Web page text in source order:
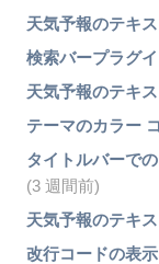
天気予報のテキ
検索バープラグ
天気予報のテキ
テーマのカラー
タイトルバーで
(3 週間前)
天気予報のテキ
改行コードの表